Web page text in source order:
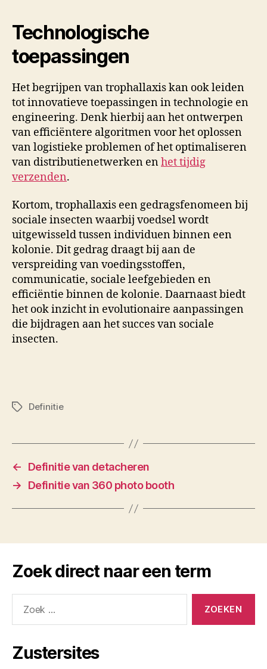
Technologische
toepassingen
Het begrijpen van trophallaxis kan ook leiden
tot innovatieve toepassingen in technologie en
engineering. Denk hierbij aan het ontwerpen
van efficiëntere algoritmen voor het oplossen
van logistieke problemen of het optimaliseren
van distributienetwerken enhet tijdig
verzenden.
Kortom, trophallaxis een gedragsfenomeen bij
sociale insecten waarbij voedsel wordt
uitgewisseld tussen individuen binnen een
kolonie. Dit gedrag draagt bij aan de
verspreiding van voedingsstoffen,
communicatie, sociale leefgebieden en
efficiëntie binnen de kolonie. Daarnaast biedt
het ook inzicht in evolutionaire aanpassingen
die bijdragen aan het succes van sociale
insecten.
TagsDefinitie
←
Definitie van detacheren
→
Definitie van 360 photo booth
Zoek direct naar een term
naar:
Zustersites